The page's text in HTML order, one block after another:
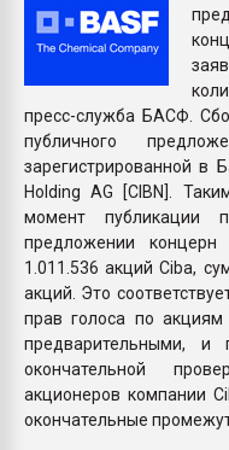
пресс-служба БАСФ.
публичного
зарегистрированной в
Holding AG [CIBN].
момент публикации
предложении
1.011.536 акций Ciba,
акций. Это
прав голоса по
предварительными, и
окончательной
акционеров компании
окончательные